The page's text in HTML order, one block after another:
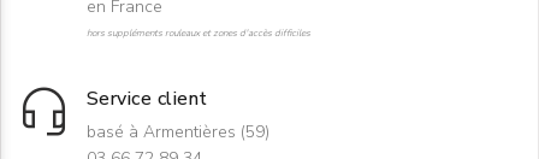
en France
hors suppléments rouleaux et zones d'accès difficiles
Service client
basé à Armentières (59)